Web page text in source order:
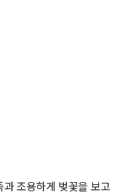
조용하게 벚꽃을 보고